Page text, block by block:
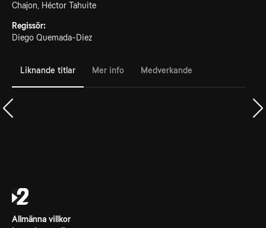
Chajon, Héctor Tahuite
Regissör:
Diego Quemada-Diez
Liknande titlar Mer info Medverkande
Allmänna villkor